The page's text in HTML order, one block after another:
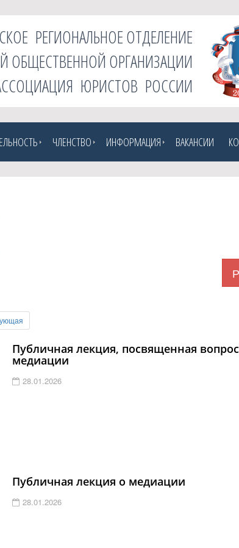
РЕГИОНАЛЬНОЕ ОТДЕЛЕНИЕ
ОБЩЕСТВЕННОЙ ОРГАНИЗАЦИИ
ЮРИСТОВ РОССИИ
ЧЛЕНСТВО ИНФОРМАЦИЯ ВАКАНСИИ
Публичная лекция, посвященная
медиации
28.01.2026
Публичная лекция о медиации
28.01.2026